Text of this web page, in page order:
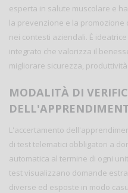
esperta in salute muscolare e
la prevenzione e la
nei contesti aziendali. È
integrato che valorizza il
migliorare sicurezza,
MODALITÀ DI
L'accertamento
di test telematici obbligatori a
automatica al termine di ogni
test visualizzano domande
diverse ed esposte in modo